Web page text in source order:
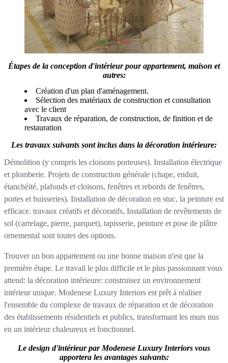
Étapes de la conception d'intérieur pour appartement, maison et
autres:
Création d'un plan d'aménagement.
Sélection des matériaux de construction et consultation
avec le client
Travaux de réparation, de construction, de finition et de
restauration
Les travaux suivants sont inclus dans la décoration intérieure:
Démolition (y compris les cloisons porteuses). Installation électrique
et plomberie. Projets de construction générale (chape, enduit,
étanchéité, plafonds et cloisons, fenêtres et rebords de fenêtres,
portes et huisseries). Installation de décoration en stuc, la peinture est
efficace. travaux créatifs et décoratifs, Installation de revêtements de
sol (carrelage, pierre, parquet), tapisserie, peinture et pose de plâtre
ornemental sont toutes des options.
Trouver un bon appartement ou une bonne maison n'est que la
première étape. Le travail le plus difficile et le plus passionnant vous
attend: la décoration intérieure: construisez un environnement
intérieur unique. Modenese Luxury Interiors est prêt à réaliser
l'ensemble du complexe de travaux de réparation et de décoration
des établissements résidentiels et publics, transformant les murs nus
en un intérieur chaleureux et fonctionnel.
Le design d'intérieur par Modenese Luxury Interiors vous
apportera les avantages suivants: